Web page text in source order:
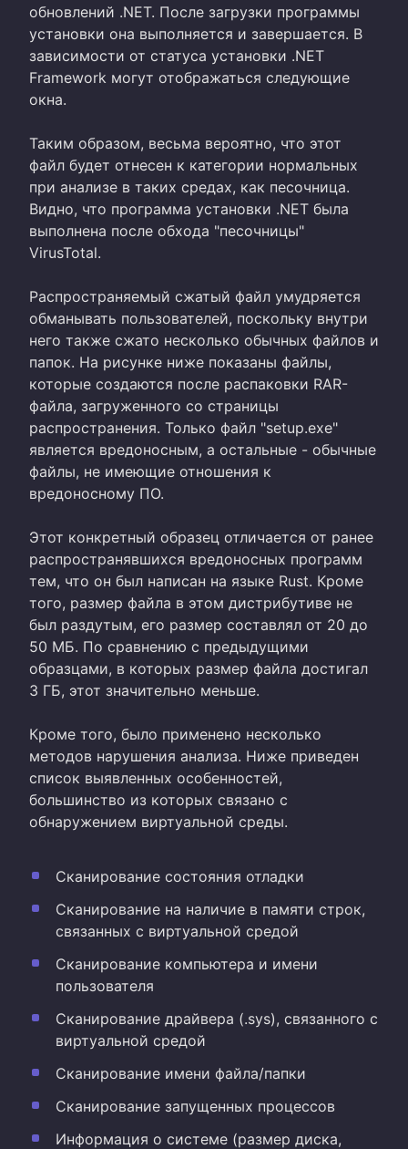
обновлений .NET. После загрузки программы
установки она выполняется и завершается. В
зависимости от статуса установки .NET
Framework могут отображаться следующие
окна.
Таким образом, весьма вероятно, что этот
файл будет отнесен к категории нормальных
при анализе в таких средах, как песочница.
Видно, что программа установки .NET была
выполнена после обхода "песочницы"
VirusTotal.
Распространяемый сжатый файл умудряется
обманывать пользователей, поскольку внутри
него также сжато несколько обычных файлов и
папок. На рисунке ниже показаны файлы,
которые создаются после распаковки RAR-
файла, загруженного со страницы
распространения. Только файл "setup.exe"
является вредоносным, а остальные - обычные
файлы, не имеющие отношения к
вредоносному ПО.
Этот конкретный образец отличается от ранее
распространявшихся вредоносных программ
тем, что он был написан на языке Rust. Кроме
того, размер файла в этом дистрибутиве не
был раздутым, его размер составлял от 20 до
50 МБ. По сравнению с предыдущими
образцами, в которых размер файла достигал
3 ГБ, этот значительно меньше.
Кроме того, было применено несколько
методов нарушения анализа. Ниже приведен
список выявленных особенностей,
большинство из которых связано с
обнаружением виртуальной среды.
Сканирование состояния отладки
Сканирование на наличие в памяти строк,
связанных с виртуальной средой
Сканирование компьютера и имени
пользователя
Сканирование драйвера (.sys), связанного с
виртуальной средой
Сканирование имени файла/папки
Сканирование запущенных процессов
Информация о системе (размер диска,